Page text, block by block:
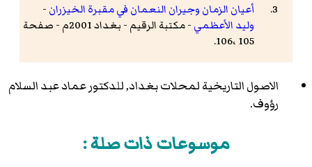
أعيان الزمان وجيران النعمان في مقبرة الخيزران -
وليد الأعظمي
- مكتبة الرقيم - بغداد 2001م - صفحة
105 ،106.
الاصول التاريخية لمحلات بغداد, للدكتور عماد عبد السلام
رؤوف.
موسوعات ذات صلة :